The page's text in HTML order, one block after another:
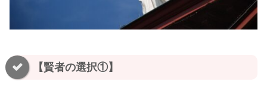
【賢者の選択①】